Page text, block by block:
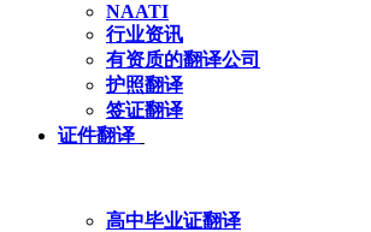
NAATI
行业资讯
有资质的翻译公司
护照翻译
签证翻译
证件翻译
高中毕业证翻译